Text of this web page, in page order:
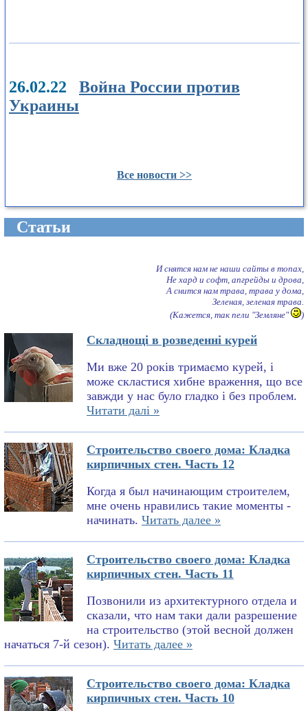
26.02.22 Война России против
Украины
Все новости >>
Cтатьи
И снятся нам не наши сайты в топах,
Не хард и софт, апгрейды и дрова,
А снится нам трава, трава у дома,
Зеленая, зеленая трава.
(Кажется, так пели "Земляне"
)
Складнощі в розведенні курей
Ми вже 20 років тримаємо курей, і
може скластися хибне враження, що все
завжди у нас було гладко і без проблем.
Читати далі »
Строительство своего дома: Кладка
кирпичных стен. Часть 12
Когда я был начинающим строителем,
мне очень нравились такие моменты -
начинать. Читать далее »
Строительство своего дома: Кладка
кирпичных стен. Часть 11
Позвонили из архитектурного отдела и
сказали, что нам таки дали разрешение
на строительство (этой весной должен
начаться 7-й сезон). Читать далее »
Строительство своего дома: Кладка
кирпичных стен. Часть 10